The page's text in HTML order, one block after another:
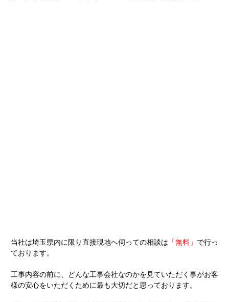
当社は埼玉県内に限り直接現地へ伺っての相談は 「無料」 で行っ
ております。
工事内容の前に、どんな工事会社なのかを見ていただく事がお客
様の安心をいただくために最も大切だと思っております。